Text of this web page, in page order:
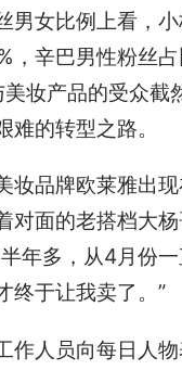
男女比例上看，
，辛巴男性粉丝
妆产品的受众截
难的转型之路。
妆品牌欧莱雅出
对面的老搭档大
年多，从4月份一
终于让我卖了。”
作人员向每日人